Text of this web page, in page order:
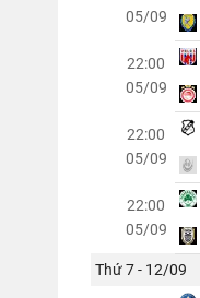
05/09
22:00
05/09
22:00
05/09
22:00
05/09
Thứ 7 - 12/09